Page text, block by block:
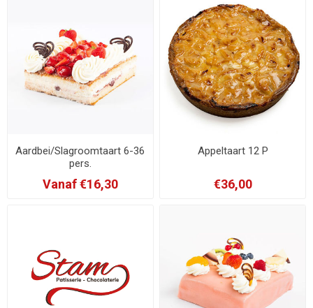
Aardbei/Slagroomtaart 6-36
pers.
Vanaf €16,30
Appeltaart 12 P
€36,00